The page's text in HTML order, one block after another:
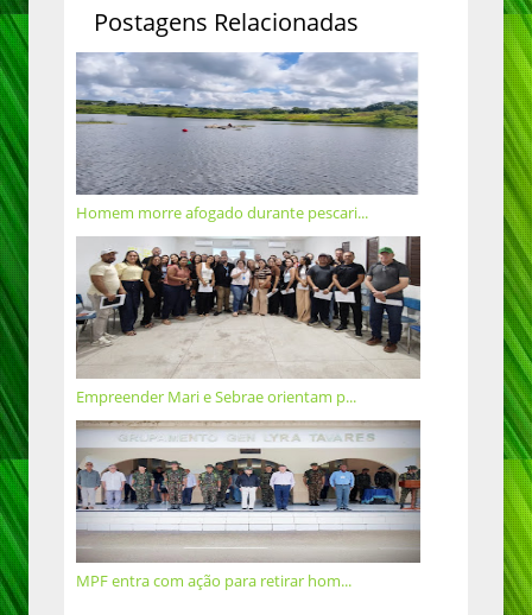
Postagens Relacionadas
Homem morre afogado durante pescari...
Empreender Mari e Sebrae orientam p...
MPF entra com ação para retirar hom...